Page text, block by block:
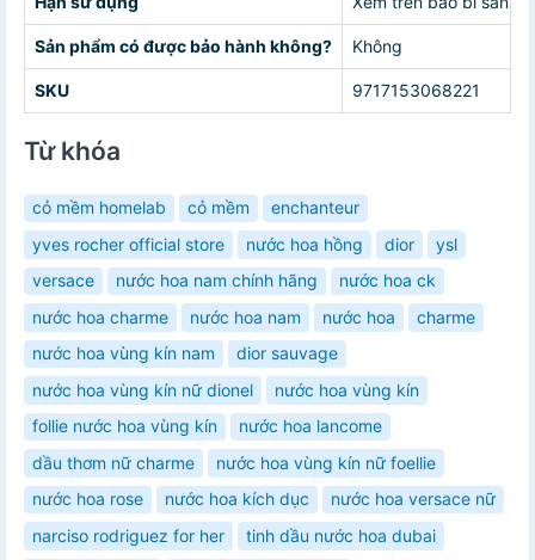
Sản phẩm có được bảo hành không? Không
SKU 9717153068221
Từ khóa
cỏ mềm homelab cỏ mềm
enchanteur
yves rocher official store
nước hoa hồng dior
ysl
versace
nước hoa nam chính hãng
nước hoa ck
nước hoa charme
nước hoa nam nước hoa
charme
nước hoa vùng kín nam
dior sauvage
nước hoa vùng kín nữ dionel
nước hoa vùng kín
follie nước hoa vùng kín
nước hoa lancome
dầu thơm nữ charme
nước hoa vùng kín nữ foellie
nước hoa rose
nước hoa kích dục
nước hoa versace nữ
narciso rodriguez for her
tinh dầu nước hoa dubai